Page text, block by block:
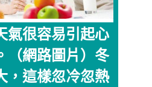
氣很容易引起心
（網路圖片）冬
，這樣忽冷忽熱